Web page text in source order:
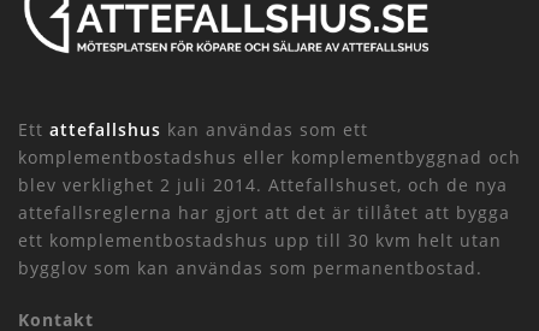
Ett attefallshus kan användas som ett
komplementbostadshus eller komplementbyggnad och
blev verklighet 2 juli 2014. Attefallshuset, och de nya
attefallsreglerna har gjort att det är tillåtet att bygga
ett komplementbostadshus upp till 30 kvm helt utan
bygglov som kan användas som permanentbostad.
Kontakt